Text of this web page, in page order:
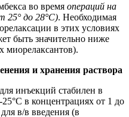
во время операций на
25° до 28°C). Необходимая
в этих условиях
быть значительно ниже
миорелаксантов).
и хранения раствора
инъекций стабилен в
в концентрациях от 1 до
в/в введения (в